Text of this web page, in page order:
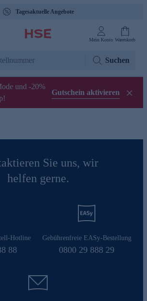
Tagesaktuelle Angebote
Mein Konto Warenkorb
Suchen
und -20%
Gutschein aktivieren
Sie uns, wir
helfen gerne.
Hotline
88
Gebührenfreie EASy-Bestellung
0800 29 888 29